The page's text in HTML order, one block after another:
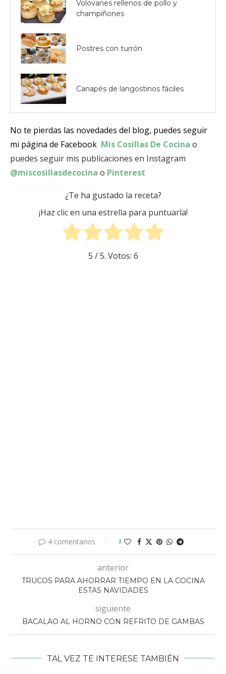
Volovanes rellenos de pollo y
champiñones
Postres con turrón
Canapés de langostinos fáciles
No te pierdas las novedades del blog, puedes seguir
mi página de Facebook Mis Cosillas De Cocina o
puedes seguir mis publicaciones en Instagram
@miscosillasdecocina o Pinterest
¿Te ha gustado la receta?
¡Haz clic en una estrella para puntuarla!
5 / 5. Votos: 6
4 comentarios 1
anterior
TRUCOS PARA AHORRAR TIEMPO EN LA COCINA
ESTAS NAVIDADES
siguiente
BACALAO AL HORNO CON REFRITO DE GAMBAS
TAL VEZ TE INTERESE TAMBIÉN